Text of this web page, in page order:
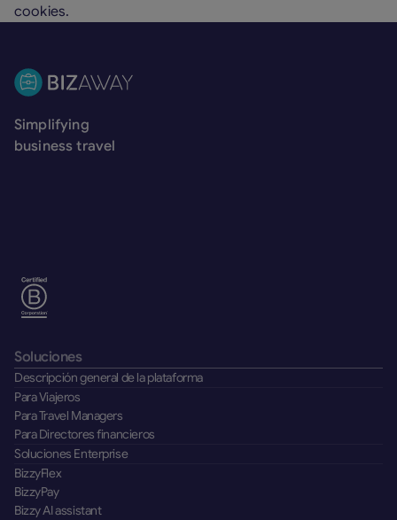
cookies.
Simplifying
business travel
Soluciones
Descripción general de la plataforma
Para Viajeros
Para Travel Managers
Para Directores financieros
Soluciones Enterprise
BizzyFlex
BizzyPay
Bizzy AI assistant